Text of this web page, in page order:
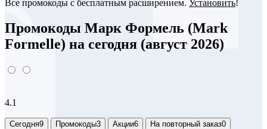
Все промокоды с бесплатным расширением. Установить!
Промокоды Марк Формель (Mark
Formelle) на сегодня (август 2026)
4.1
Сегодня9 Промокоды3 Акции6 На повторный заказ0